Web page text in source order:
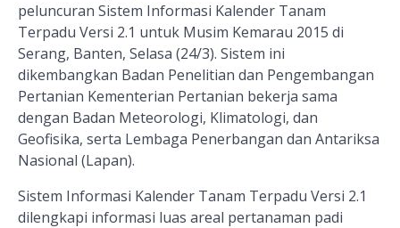
peluncuran Sistem Informasi Kalender Tanam
Terpadu Versi 2.1 untuk Musim Kemarau 2015 di
Serang, Banten, Selasa (24/3). Sistem ini
dikembangkan Badan Penelitian dan Pengembangan
Pertanian Kementerian Pertanian bekerja sama
dengan Badan Meteorologi, Klimatologi, dan
Geofisika, serta Lembaga Penerbangan dan Antariksa
Nasional (Lapan).
Sistem Informasi Kalender Tanam Terpadu Versi 2.1
dilengkapi informasi luas areal pertanaman padi